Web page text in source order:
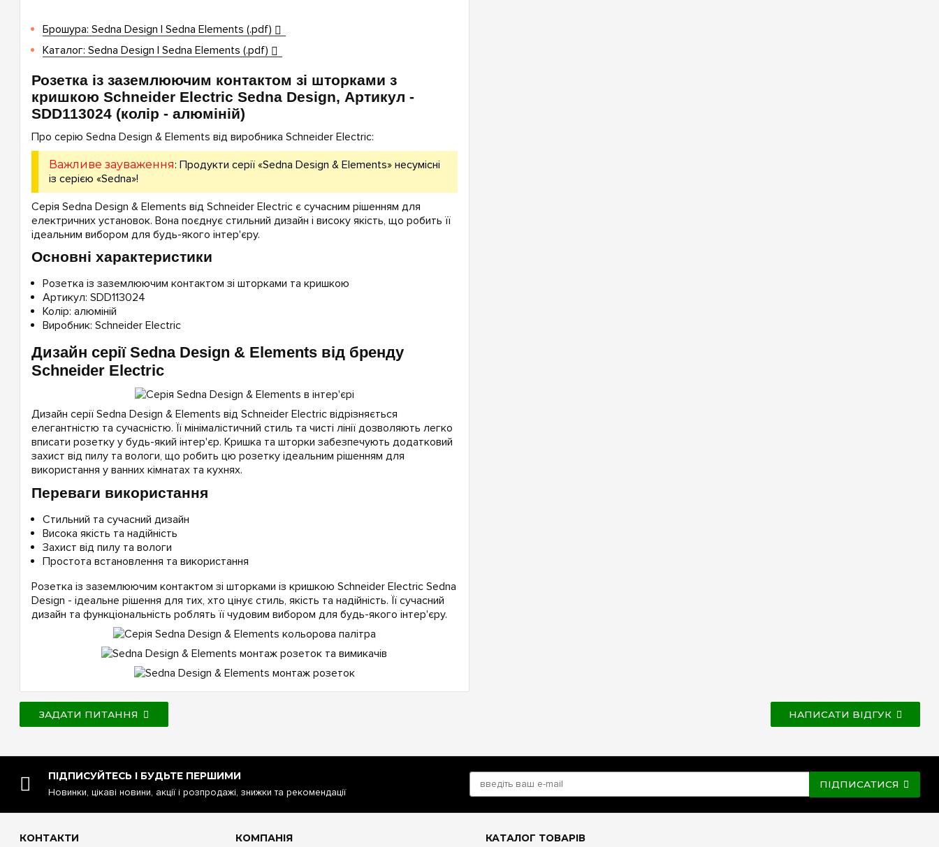
Брошура: Sedna Design | Sedna Elements (.pdf)
Каталог: Sedna Design | Sedna Elements (.pdf)
Розетка із заземлюючим контактом зі шторками з
кришкою Schneider Electric Sedna Design, Артикул -
SDD113024 (колір - алюміній)
Про серію Sedna Design & Elements від виробника Schneider Electric:
Важливе зауваження: Продукти серії «Sedna Design & Elements» несумісні
із серією «Sedna»!
Серія Sedna Design & Elements від Schneider Electric є сучасним рішенням для
електричних установок. Вона поєднує стильний дизайн і високу якість, що робить її
ідеальним вибором для будь-якого інтер'єру.
Основні характеристики
Розетка із заземлюючим контактом зі шторками та кришкою
Артикул: SDD113024
Колір: алюміній
Виробник: Schneider Electric
Дизайн серії Sedna Design & Elements від бренду
Schneider Electric
Дизайн серії Sedna Design & Elements від Schneider Electric відрізняється
елегантністю та сучасністю. Її мінімалістичний стиль та чисті лінії дозволяють легко
вписати розетку у будь-який інтер'єр. Кришка та шторки забезпечують додатковий
захист від пилу та вологи, що робить цю розетку ідеальним рішенням для
використання у ванних кімнатах та кухнях.
Переваги використання
Стильний та сучасний дизайн
Висока якість та надійність
Захист від пилу та вологи
Простота встановлення та використання
Розетка із заземлюючим контактом зі шторками із кришкою Schneider Electric Sedna
Design - ідеальне рішення для тих, хто цінує стиль, якість та надійність. Її сучасний
дизайн та функціональність роблять її чудовим вибором для будь-якого інтер'єру.
ЗАДАТИ ПИТАННЯ НАПИСАТИ ВІДГУК
ПІДПИСУЙТЕСЬ І БУДЬТЕ ПЕРШИМИ
Новинки, цікаві новини, акції і розпродажі, знижки та рекомендації
ПІДПИСАТИСЯ
КОНТАКТИ КОМПАНІЯ КАТАЛОГ ТОВАРІВ